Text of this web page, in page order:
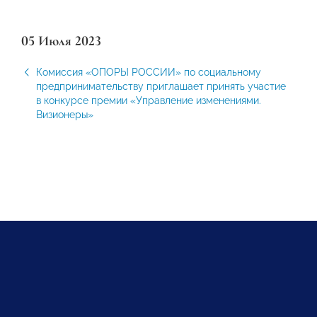
05 Июля 2023
Комиссия «ОПОРЫ РОССИИ» по социальному
предпринимательству приглашает принять участие
в конкурсе премии «Управление изменениями.
Визионеры»